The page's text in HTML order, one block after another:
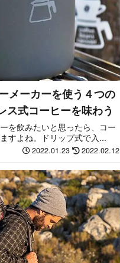
メーカーを使う４つの
ス式コーヒーを味わう
を飲みたいと思ったら、コー
すよね。ドリップ式で入...
2022.01.23 2022.02.12